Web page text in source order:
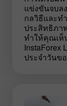
แข่งขันจบล
กลวิธีและท
ประสิทธิภา
ทำให้คุณเห็
InstaForex
ประจำวันข